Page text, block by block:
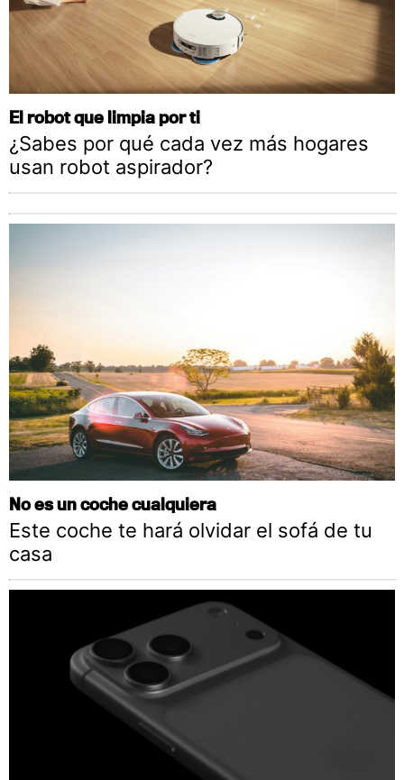
El robot que limpia por ti
¿Sabes por qué cada vez más hogares
usan robot aspirador?
No es un coche cualquiera
Este coche te hará olvidar el sofá de tu
casa